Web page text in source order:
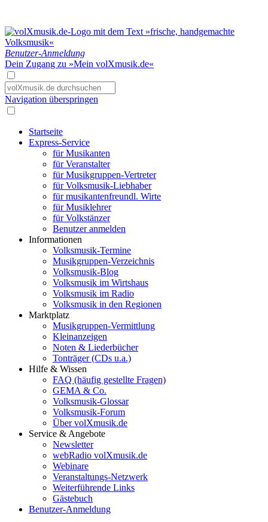
Benutzer-Anmeldung
Dein Zugang zu »Mein volXmusik.de«
Navigation überspringen
Startseite
Express-Service
für Musikanten
für Veranstalter
für Musikgruppen-Vertreter
für Volksmusik-Liebhaber
für musikantenfreundl. Wirte
für Musiklehrer
für Volkstänzer
Benutzer anmelden
Informationen
Volksmusik-Termine
Musikgruppen-Verzeichnis
Volksmusik-Blog
Volksmusik im Wirtshaus
Volksmusik im Radio
Volksmusik in den Regionen
Marktplatz
Musikgruppen-Vermittlung
Kleinanzeigen
Noten & Liederbücher
Tonträger (CDs u.a.)
Hilfe & Wissen
FAQ (häufig gestellte Fragen)
GEMA & Co.
Volksmusik-Glossar
Volksmusik-Forum
Über volXmusik.de
Service & Angebote
Newsletter
webRadio volXmusik.de
Webinare
Veranstaltungs-Netzwerk
Weiterführende Links
Gästebuch
Benutzer-Anmeldung